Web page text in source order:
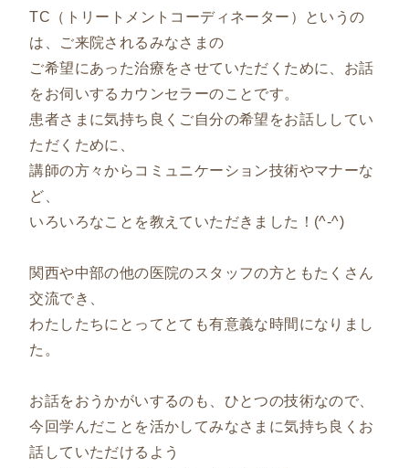
TC（トリートメントコーディネーター）というの
は、ご来院されるみなさまの
ご希望にあった治療をさせていただくために、お話
をお伺いするカウンセラーのことです。
患者さまに気持ち良くご自分の希望をお話ししてい
ただくために、
講師の方々からコミュニケーション技術やマナーな
ど、
いろいろなことを教えていただきました！(^-^)
関西や中部の他の医院のスタッフの方ともたくさん
交流でき、
わたしたちにとってとても有意義な時間になりまし
た。
お話をおうかがいするのも、ひとつの技術なので、
今回学んだことを活かしてみなさまに気持ち良くお
話していただけるよう